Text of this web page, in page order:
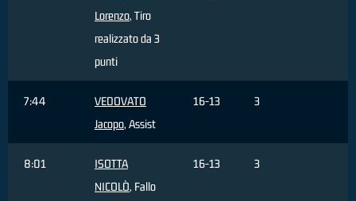
Lorenzo, Tiro
realizzato da 3
punti
7:44
VEDOVATO
Jacopo, Assist
16-13 3
8:01
ISOTTA
NICOLÒ, Fallo
16-13 3